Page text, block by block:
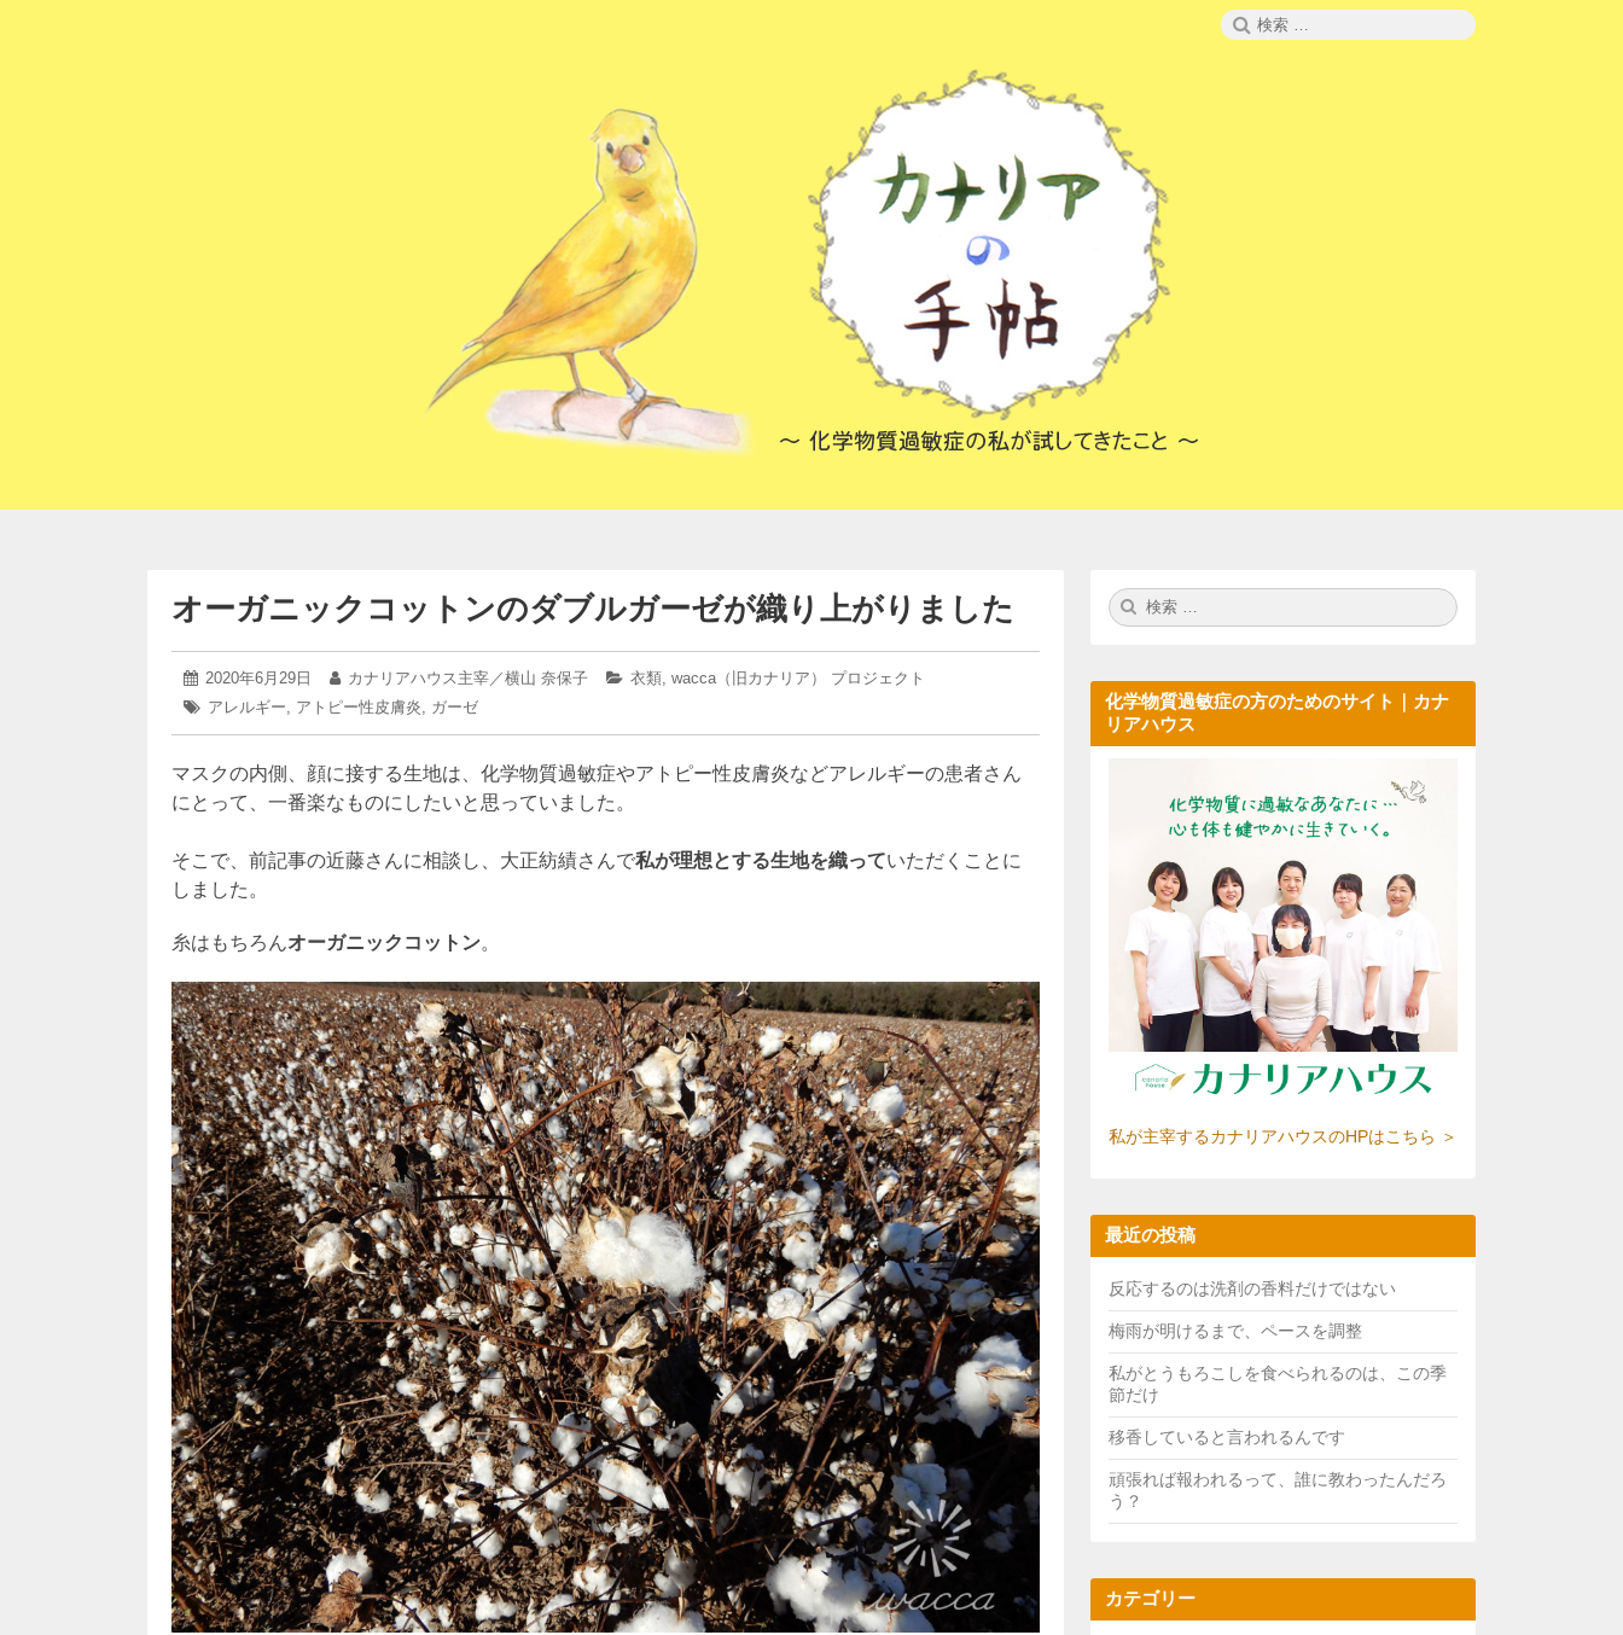
検
索:
オーガニックコットンのダブルガーゼが織り上がりました
投
稿
2020年6月29日
2021
年
1
月
日
投
稿
カナリアハウス主宰／横山 奈保子
カ
ー:
衣類, wacca（旧カナリア） プロジェクト
タ
アレルギー, アトピー性皮膚炎, ガーゼ
マスクの内側、顔に接する生地は、化学物質過敏症やアトピー性皮膚炎などアレルギーの患者さん
にとって、一番楽なものにしたいと思っていました。
そこで、前記事の近藤さんに相談し、大正紡績さんで私が理想とする生地を織っていただくことに
しました。
糸はもちろんオーガニックコットン。
検
索:
化学物質過敏症の方のためのサイト｜カナ
リアハウス
私が主宰するカナリアハウスのHPはこちら ＞
最近の投稿
反応するのは洗剤の香料だけではない
梅雨が明けるまで、ペースを調整
私がとうもろこしを食べられるのは、この季
節だけ
移香していると言われるんです
頑張れば報われるって、誰に教わったんだろ
う？
カテゴリー